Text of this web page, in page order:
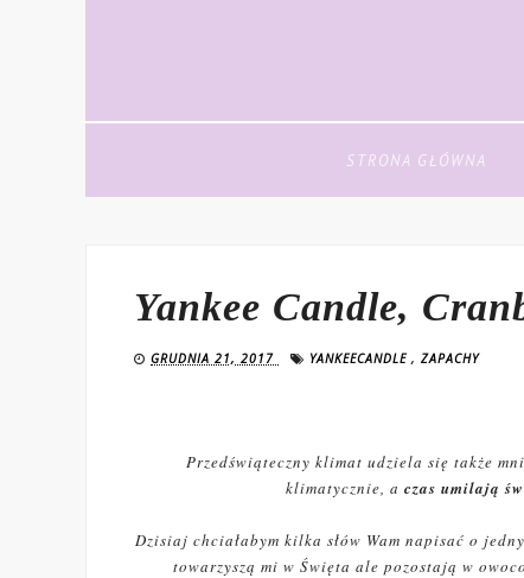
STRONA GŁÓWNA
Yankee Candle,
GRUDNIA 21, 2017 YANKEECANDLE , ZAPACHY
Przedświąteczny klimat udziela się także
klimatycznie, aczas umilają
Dzisiaj chciałabym kilka słów Wam napisać o
towarzyszą mi w Święta ale pozostają w